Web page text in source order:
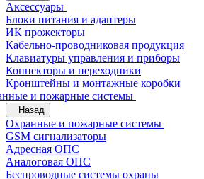
Аксессуары
Блоки питания и адаптеры
ИК прожекторы
Кабельно-проводниковая продукция
Клавиатуры управления и приборы
Коннекторы и переходники
Кронштейны и монтажные коробки
и пожарные системы
Назад
Охранные и пожарные системы
GSM сигнализаторы
Адресная ОПС
Аналоговая ОПС
Беспроводные системы охраны